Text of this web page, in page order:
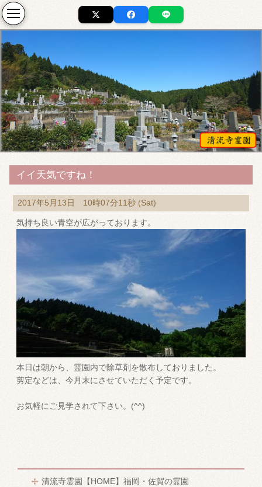
イイ天気ですね！
2017年5月13日 10時07分11秒 (Sat)
気持ち良い青空が広がっております。
本日は朝から、霊園内で除草剤を散布しておりました。
剪定などは、今月末にさせていただく予定です。
お気軽にご見学されて下さい。(^^)
清流寺霊園【HOME】福岡・佐賀の霊園